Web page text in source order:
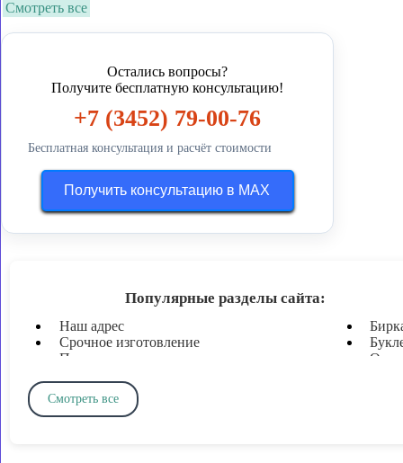
Со скруглением
С ламинацией
На Пластике
Смотреть все
Остались вопросы?
Получите бесплатную консультацию!
+7 (3452) 79-00-76
Бесплатная консультация и расчёт стоимости
Получить консультацию в MAX
Популярные разделы сайта:
Наш адрес
Срочное изготовление
Печати и штампы
Печать визиток
Ламинирование
Смотреть все